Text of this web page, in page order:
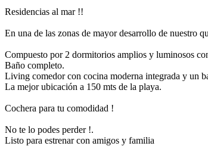
Residencias al mar !!
En una de las zonas de mayor desarrollo de nuestro
Compuesto por 2 dormitorios amplios y luminosos
Baño completo.
Living comedor con cocina moderna integrada y un
La mejor ubicación a 150 mts de la playa.
Cochera para tu comodidad !
No te lo podes perder !.
Listo para estrenar con amigos y familia